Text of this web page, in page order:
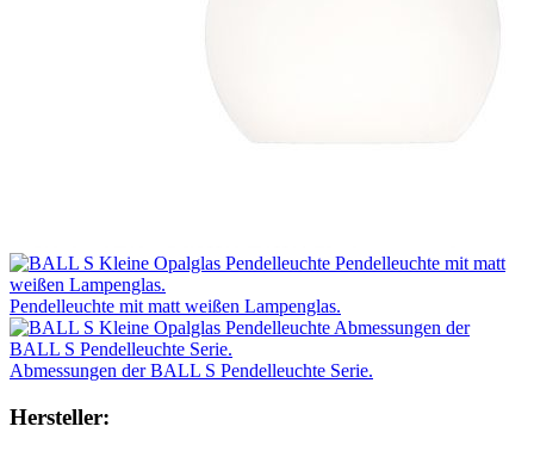
Pendelleuchte mit matt weißen Lampenglas.
Abmessungen der BALL S Pendelleuchte Serie.
Hersteller: